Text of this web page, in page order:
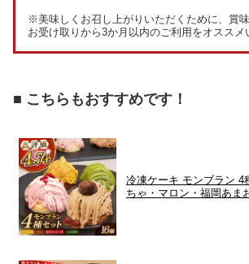
※美味しくお召し上がりいただくために、賞
お受け取りから3か月以内のご利用をオススメ
■ こちらもおすすめです！
冷凍ケーキ モンブラン 4
ちゃ・マロン・福岡あま